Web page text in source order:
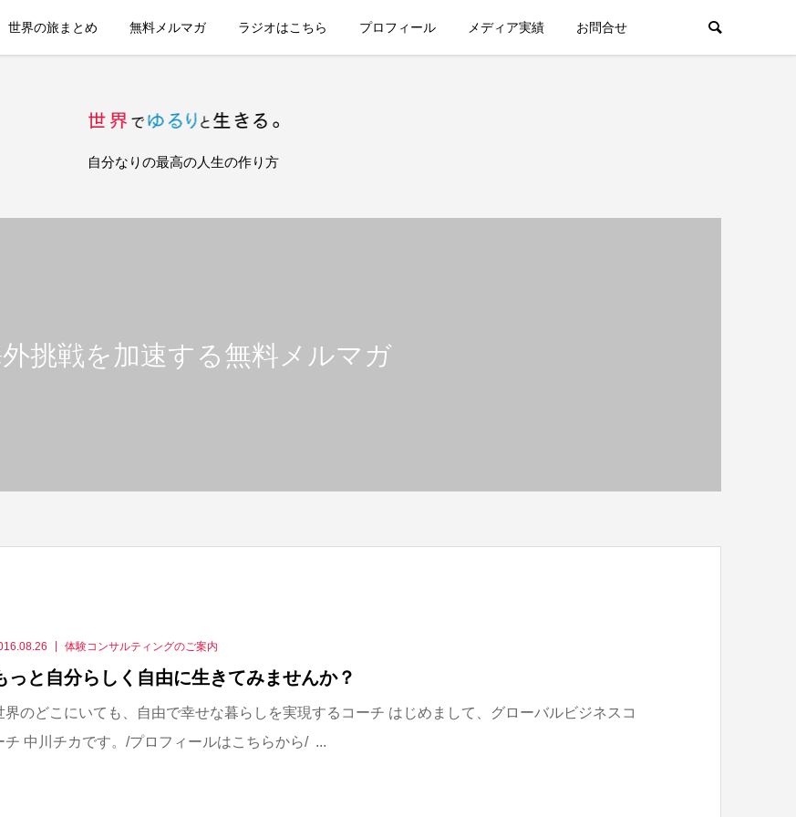
世界の旅まとめ 無料メルマガ ラジオはこちら プロフィール メディア実績 お問合せ
自分なりの最高の人生の作り方
挑戦を加速する無料メルマガ
体験コンサルティングのご案内
っと自分らしく自由に生きてみませんか？
界のどこにいても、自由で幸せな暮らしを実現するコーチ はじめまして、グローバルビジネスコ
チ 中川チカです。/プロフィールはこちらから/ ...